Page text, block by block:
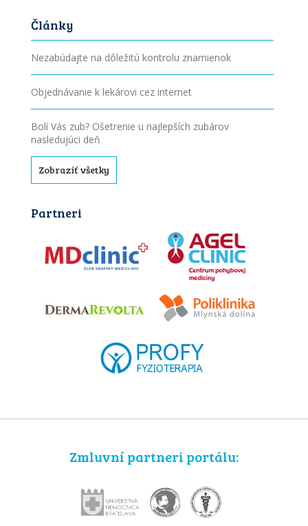
Články
Nezabúdajte na dôležitú kontrolu znamienok
Objednávanie k lekárovi cez internet
Bolí Vás zub? Ošetrenie u najlepších zubárov
nasledujúci deň
Zobraziť všetky
Partneri
Zmluvní partneri portálu: